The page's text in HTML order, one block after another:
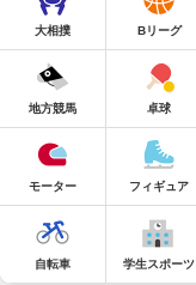
大相撲 Bリーグ
地方競馬 卓球
モーター フィギュア
自転車 学生スポーツ